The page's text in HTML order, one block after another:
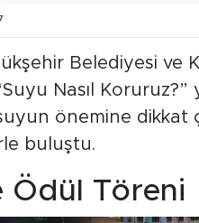
Belediyesi ve
Nasıl Koruruz?”
önemine dikkat
buluştu.
Ödül Töreni